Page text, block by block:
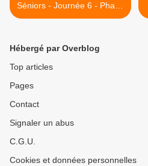
Séniors - Journée 6 - Phase
2
Hébergé par Overblog
Top articles
Pages
Contact
Signaler un abus
C.G.U.
Cookies et données personnelles